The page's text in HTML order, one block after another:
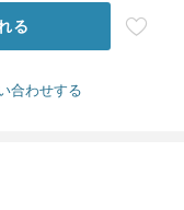
る
合わせする